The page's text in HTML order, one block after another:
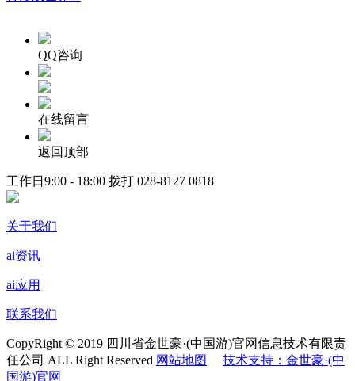
QQ咨询
在线留言
返回顶部
工作日9:00 - 18:00 拨打 028-8127 0818
关于我们
ai资讯
ai应用
联系我们
CopyRight © 2019 四川省金世豪·(中国游)官网信息技术有限责
任公司 ALL Right Reserved 网站地图
技术支持：金世豪·(中
国游)官网